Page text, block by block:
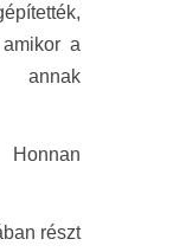
a
annak
részt